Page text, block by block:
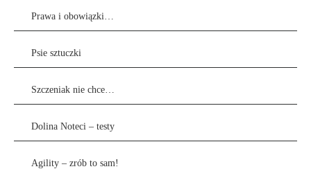
Prawa i obowiązki…
Psie sztuczki
Szczeniak nie chce…
Dolina Noteci – testy
Agility – zrób to sam!